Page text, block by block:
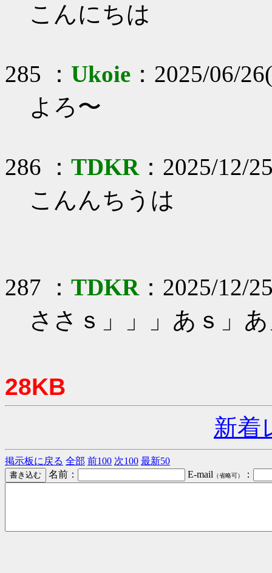
こんにちは
285 ： Ukoie ：2025/06/
よろ〜
286 ： TDKR：2025/12/
こんんちうは
287 ： TDKR：2025/12/
ささｓ」」」あｓ」
28KB
新着
掲示板に戻る 全部 前100 次100 最新50
名前：
E-mail （省略可） ：